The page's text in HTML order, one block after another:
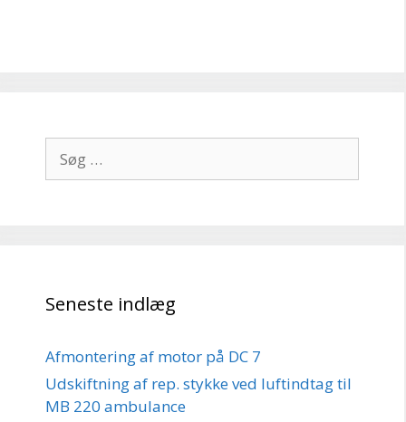
efter:
Seneste indlæg
Afmontering af motor på DC 7
Udskiftning af rep. stykke ved luftindtag til
MB 220 ambulance